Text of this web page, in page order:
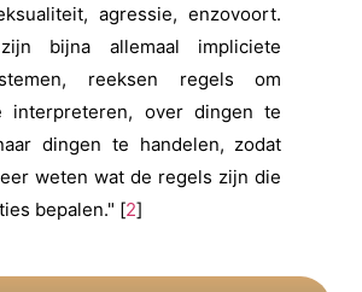
agressie, enzovoort.
bijna allemaal impliciete
reeksen regels om
interpreteren, over dingen te
dingen te handelen, zodat
weten wat de regels zijn die
bepalen." [2]